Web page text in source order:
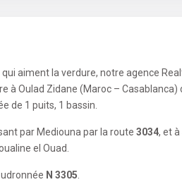
aiment la verdure, notre agence
à Oulad Zidane (Maroc – Casablanca)
de 1 puits, 1 bassin.
par Mediouna par la route 3034, et à
el Ouad.
N 3305